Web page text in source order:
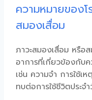
ความหมายของโ
สมองเสื่อม
ภาวะสมองเสื่อม หรือ
อาการที่เกี่ยวข้องกับ
เช่น ความจำ การใช้เ
ทบต่อการใช้ชีวิตประจ